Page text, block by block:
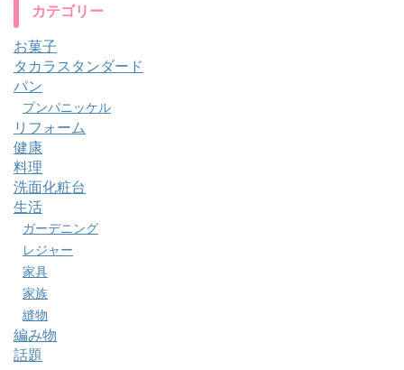
カテゴリー
お菓子
タカラスタンダード
パン
プンパニッケル
リフォーム
健康
料理
洗面化粧台
生活
ガーデニング
レジャー
家具
家族
縫物
編み物
話題